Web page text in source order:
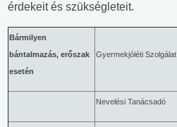
érdekeit és szükségleteit.
Bármilyen
bántalmazás, erőszak
esetén
Gyermekjóléti Szolgálat
Nevelési Tanácsadó